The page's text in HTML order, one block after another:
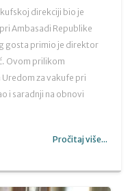
direkciji bio je
Ambasadi Republike
gosta primio je direktor
Ovom prilikom
za vakufe pri
i saradnji na obnovi
Pročitaj više...